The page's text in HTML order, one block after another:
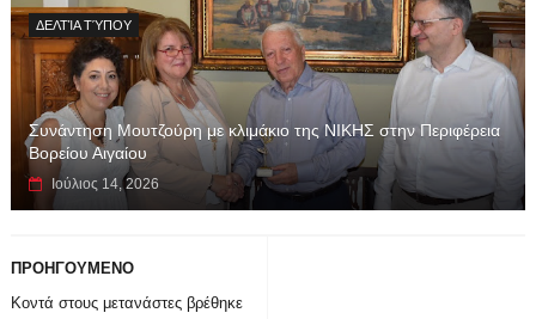
ΔΕΛΤΊΑ ΤΎΠΟΥ
Συνάντηση Μουτζούρη με κλιμάκιο της ΝΙΚΗΣ στην Περιφέρεια
Βορείου Αιγαίου
Ιούλιος 14, 2026
ΠΡΟΗΓΟΥΜΕΝΟ
Κοντά στους μετανάστες βρέθηκε